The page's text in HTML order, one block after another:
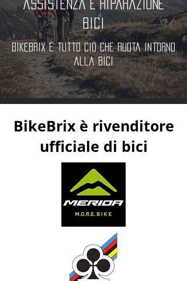
assistenza e riparazione
bici
BikeBrix è tutto ciò che ruota intorno
alla bici
BikeBrix è rivenditore
ufficiale di bici